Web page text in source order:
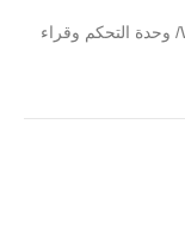
MARS-B1022 أحادي الحاجز أحادي الحاجز (W/ وحدة التحكم وقراء